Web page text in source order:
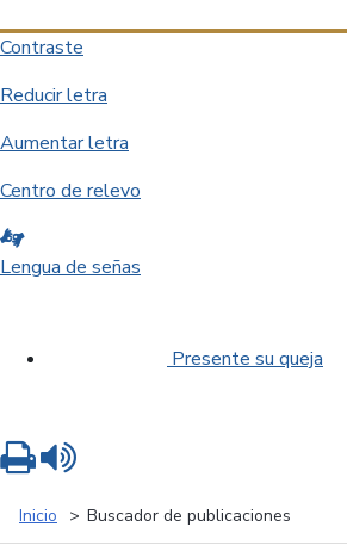
Contraste
Reducir letra
Aumentar letra
Centro de relevo
Lengua de señas
Presente su queja
Inicio Buscador de publicaciones
Imprimir